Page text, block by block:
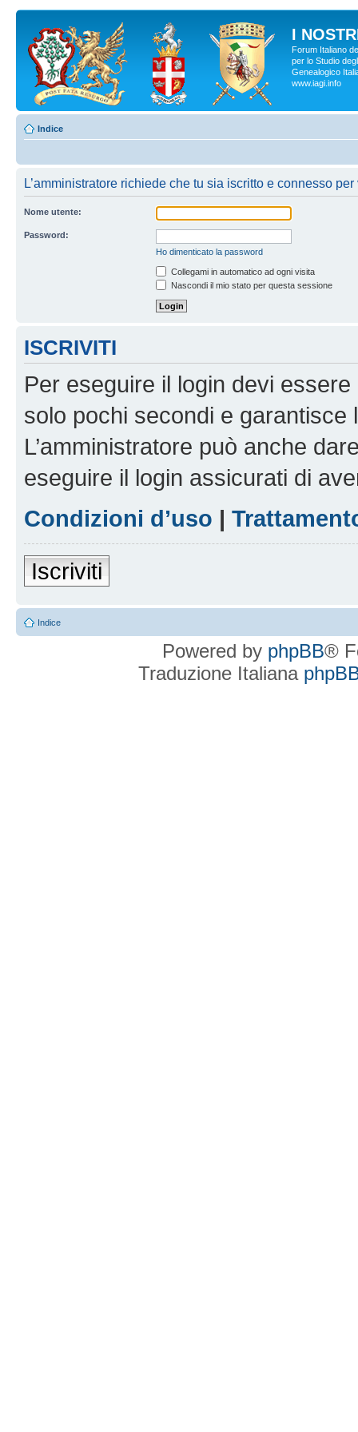
I
Forum Italiano
per lo Studio
Genealogico
www.iagi.info
Indice
L’amministratore richiede che tu sia iscritto e connesso
Nome utente:
Password:
Ho dimenticato la password
Collegami in automatico ad ogni visita
Nascondi il mio stato per questa sessione
ISCRIVITI
Per eseguire il login devi
solo pochi secondi e garantisce
L’amministratore può anche
eseguire il login assicurati di
Condizioni d’uso |
Iscriviti
Indice
Powered by phpBB®
Traduzione Italiana